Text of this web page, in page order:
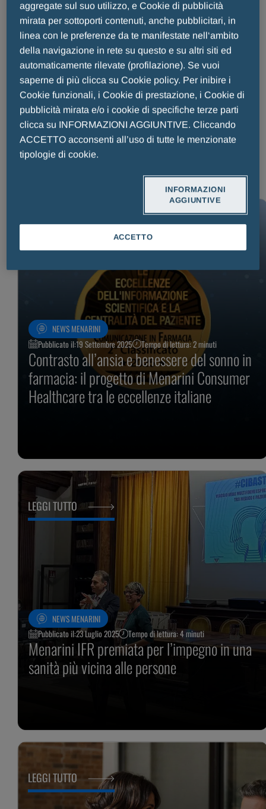
L’era dell’Intelligenza Artificiale in
medicina al centro del congresso della
Fondazione Menarini con diagnosi più
precise, analisi predittive
Pubblicato il:09 Ottobre 2025 Tempo di lettura: 4 minuti
L’intelligenza artificiale sta inaugurando una nuova era per la
medicina, capace di ridefinire paradigmi consolidati con
strumenti sempre più precisi e
NEWS MENARINI
Pubblicato il:19 Settembre 2025 Tempo di lettura: 2 minuti
Contrasto all’ansia e benessere del sonno in
farmacia: il progetto di Menarini Consumer
Healthcare tra le eccellenze italiane
NEWS MENARINI
Pubblicato il:23 Luglio 2025 Tempo di lettura: 4 minuti
Menarini IFR premiata per l’impegno in una
sanità più vicina alle persone
LEGGI TUTTO
LEGGI TUTTO
aggregate sul suo utilizzo, e Cookie di pubblicità
mirata per sottoporti contenuti, anche pubblicitari, in
linea con le preferenze da te manifestate nell‘ambito
della navigazione in rete su questo e su altri siti ed
automaticamente rilevate (profilazione). Se vuoi
saperne di più clicca su Cookie policy. Per inibire i
Cookie funzionali, i Cookie di prestazione, i Cookie di
pubblicità mirata e/o i cookie di specifiche terze parti
clicca su INFORMAZIONI AGGIUNTIVE. Cliccando
ACCETTO acconsenti all’uso di tutte le menzionate
tipologie di cookie.
INFORMAZIONI
AGGIUNTIVE
ACCETTO